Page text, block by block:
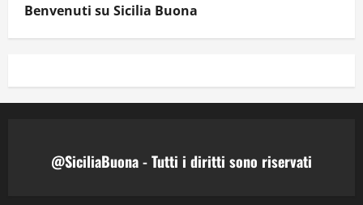
Benvenuti su Sicilia Buona
@SiciliaBuona - Tutti i diritti sono riservati